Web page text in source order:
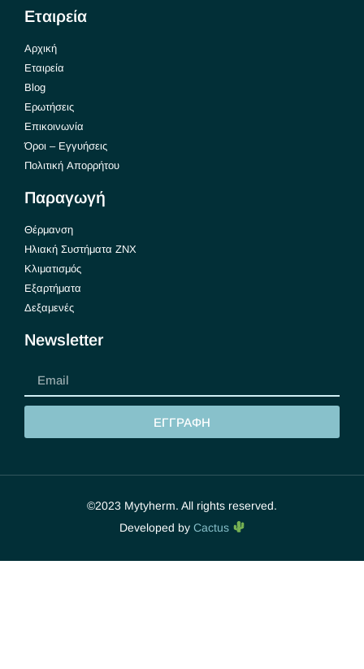
Εταιρεία
Αρχική
Εταιρεία
Blog
Ερωτήσεις
Επικοινωνία
Όροι – Εγγυήσεις
Πολιτική Απορρήτου
Παραγωγή
Θέρμανση
Ηλιακή Συστήματα ΖΝΧ
Κλιματισμός
Εξαρτήματα
Δεξαμενές
Newsletter
ΕΓΓΡΑΦΗ
©2023 Mytyherm. All rights reserved.
Developed by Cactus